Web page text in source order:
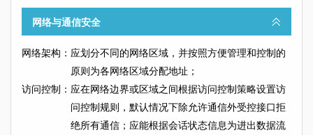
网络与通信安全
网络架构： 应划分不同的网络区域，并按照方便管理和控制的
原则为各网络区域分配地址；
访问控制： 应在网络边界或区域之间根据访问控制策略设置访
问控制规则，默认情况下除允许通信外受控接口拒
绝所有通信；应能根据会话状态信息为进出数据流